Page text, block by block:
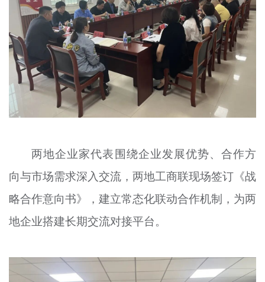
两地企业家代表围绕企业发展优势、合作方
向与市场需求深入交流，两地工商联现场签订《战
略合作意向书》，建立常态化联动合作机制，为两
地企业搭建长期交流对接平台。